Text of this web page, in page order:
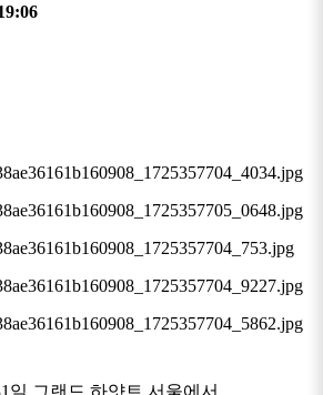
일 그랜드 하얏트 서울에서,